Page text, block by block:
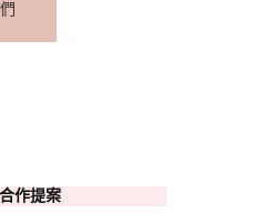
作提案